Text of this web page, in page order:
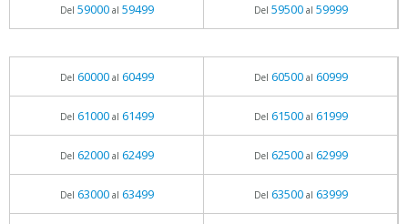
Del 59000al 59499 Del 59500al 59999
Del 60000al 60499 Del 60500al 60999
Del 61000al 61499 Del 61500al 61999
Del 62000al 62499 Del 62500al 62999
Del 63000al 63499 Del 63500al 63999